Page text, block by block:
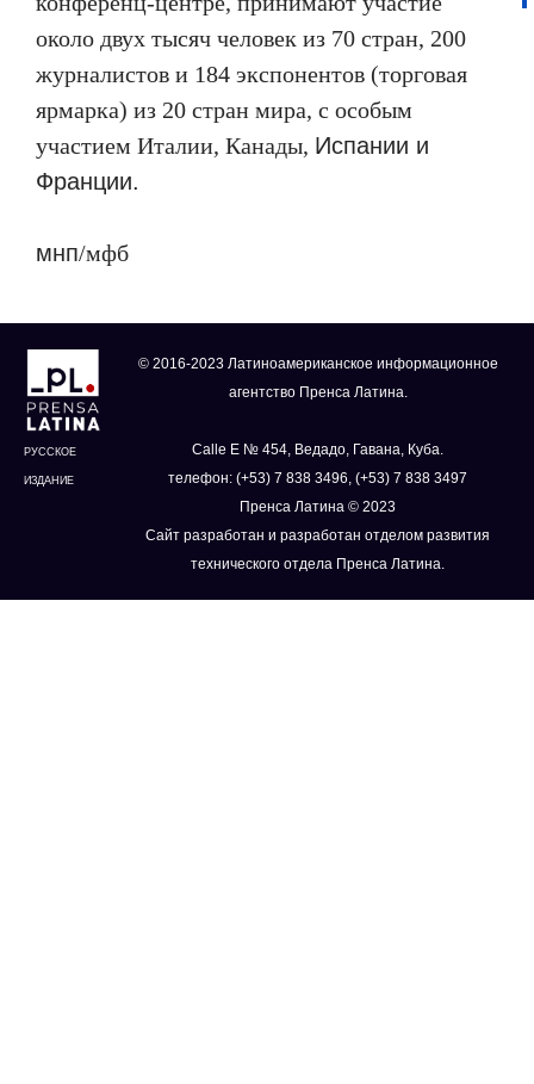
около двух тысяч человек из 70 стран, 200
журналистов и 184 экспонентов (торговая
ярмарка) из 20 стран мира, с особым
участием Италии, Канады, Испании и
Франции.
мнп/мфб
РУССКОЕ
ИЗДАНИЕ
© 2016-2023 Латиноамериканское информационное
агентство Пренса Латина.
Calle E № 454, Ведадо, Гавана, Куба.
телефон: (+53) 7 838 3496, (+53) 7 838 3497
Пренса Латина © 2023
Сайт разработан и разработан отделом развития
технического отдела Пренса Латина.